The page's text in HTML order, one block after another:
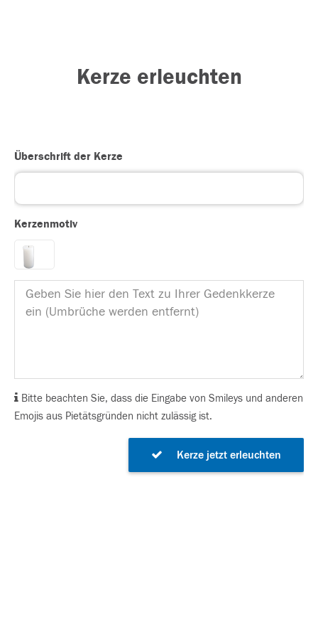
Kerze erleuchten
Überschrift der Kerze
Kerzenmotiv
Bitte beachten Sie, dass die Eingabe von Smileys und anderen
Emojis aus Pietätsgründen nicht zulässig ist.
Kerze jetzt erleuchten